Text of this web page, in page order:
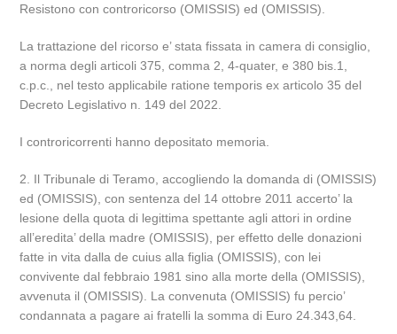
Resistono con controricorso (OMISSIS) ed (OMISSIS).
La trattazione del ricorso e’ stata fissata in camera di consiglio,
a norma degli articoli 375, comma 2, 4-quater, e 380 bis.1,
c.p.c., nel testo applicabile ratione temporis ex articolo 35 del
Decreto Legislativo n. 149 del 2022.
I controricorrenti hanno depositato memoria.
2. Il Tribunale di Teramo, accogliendo la domanda di (OMISSIS)
ed (OMISSIS), con sentenza del 14 ottobre 2011 accerto’ la
lesione della quota di legittima spettante agli attori in ordine
all’eredita’ della madre (OMISSIS), per effetto delle donazioni
fatte in vita dalla de cuius alla figlia (OMISSIS), con lei
convivente dal febbraio 1981 sino alla morte della (OMISSIS),
avvenuta il (OMISSIS). La convenuta (OMISSIS) fu percio’
condannata a pagare ai fratelli la somma di Euro 24.343,64.